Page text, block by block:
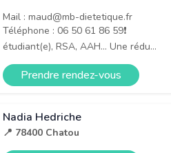
Mail : maud@mb-dietetique.fr
Téléphone : 06 50 61 86 59❗
étudiant(e), RSA, AAH… Une rédu...
Prendre rendez-vous
Nadia Hedriche
📍 78400 Chatou